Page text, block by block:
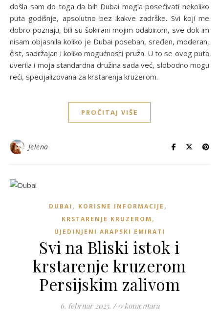
došla sam do toga da bih Dubai mogla posećivati nekoliko
puta godišnje, apsolutno bez ikakve zadrške. Svi koji me
dobro poznaju, bili su šokirani mojim odabirom, sve dok im
nisam objasnila koliko je Dubai poseban, sređen, moderan,
čist, sadržajan i koliko mogućnosti pruža. U to se ovog puta
uverila i moja standardna družina sada već, slobodno mogu
reći, specijalizovana za krstarenja kruzerom.
PROČITAJ VIŠE
Jelena
DUBAI , KORISNE INFORMACIJE ,
KRSTARENJE KRUZEROM ,
UJEDINJENI ARAPSKI EMIRATI
Svi na Bliski istok i
krstarenje kruzerom
Persijskim zalivom
6. februar 2025. / 0 komentara